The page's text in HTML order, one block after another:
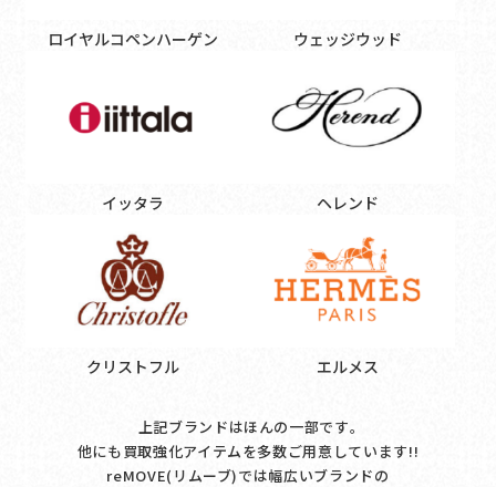
ロイヤルコペンハーゲン ウェッジウッド
イッタラ ヘレンド
クリストフル エルメス
上記ブランドはほんの一部です｡
他にも買取強化アイテムを多数ご用意しています!!
reMOVE(リムーブ)では幅広いブランドの